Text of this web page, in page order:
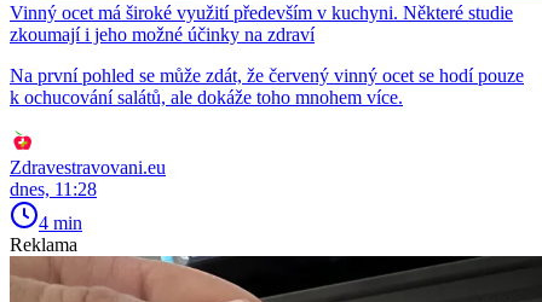
Vinný ocet má široké využití především v kuchyni. Některé studie
zkoumají i jeho možné účinky na zdraví
Na první pohled se může zdát, že červený vinný ocet se hodí pouze
k ochucování salátů, ale dokáže toho mnohem více.
Zdravestravovani.eu
dnes, 11:28
4 min
Reklama